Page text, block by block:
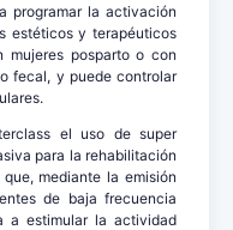
programar la activación
estéticos y terapéuticos
mujeres posparto o con
fecal, y puede controlar
el uso de super
para la rehabilitación
mediante la emisión
de baja frecuencia
a estimular la actividad